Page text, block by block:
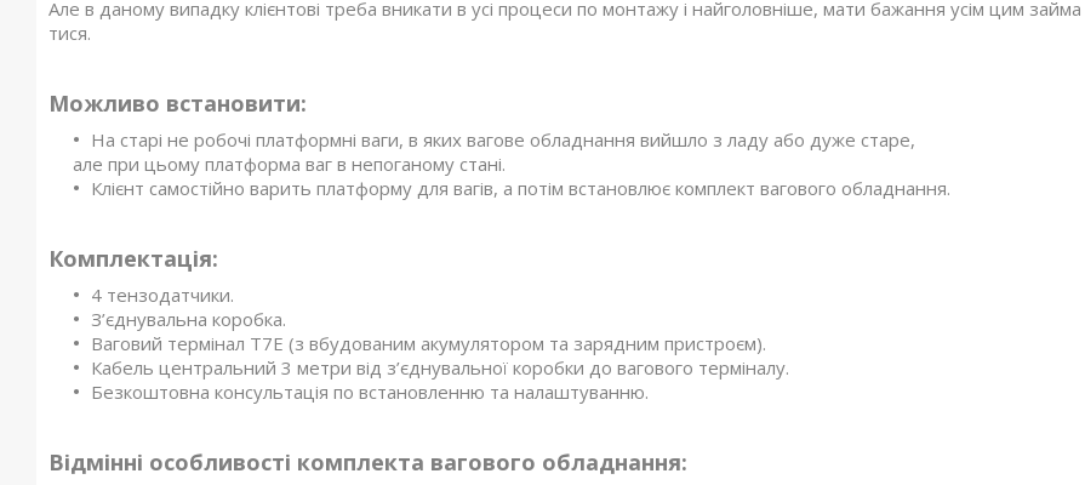
Але в даному випадку клієнтові треба вникати в усі процеси по монтажу і найголовніше, мати бажання усім цим займа
тися.
Можливо встановити:
На старі не робочі платформні ваги, в яких вагове обладнання вийшло з ладу або дуже старе,
але при цьому платформа ваг в непоганому стані.
Клієнт самостійно варить платформу для вагів, а потім встановлює комплект вагового обладнання.
Комплектація:
4 тензодатчики.
З’єднувальна коробка.
Ваговий термінал T7E (з вбудованим акумулятором та зарядним пристроєм).
Кабель центральний 3 метри від з’єднувальної коробки до вагового терміналу.
Безкоштовна консультація по встановленню та налаштуванню.
Відмінні особливості комплекта вагового обладнання: